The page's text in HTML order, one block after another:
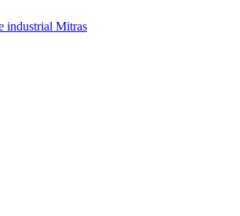
industrial Mitras